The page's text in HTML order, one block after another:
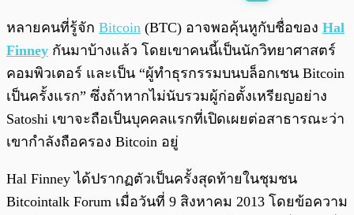
พร้อมเล่น 0:00
หลายคนที่รู้จัก Bitcoin (BTC) อาจพอคุ้นหูกับชื่อของ Hal
Finney กันมาบ้างแล้ว โดยเขาคนนี้เป็นนักวิทยาศาสตร์
คอมพิวเตอร์ และเป็น “ผู้ทำธุรกรรมบนบล็อกเชน Bitcoin
เป็นครั้งแรก” ซึ่งถ้าหากไม่นับรวมผู้ก่อตั้งเหรียญอย่าง
Satoshi เขาจะถือเป็นบุคคลแรกที่เปิดเผยต่อสาธารณะว่า
เขากำลังถือครอง Bitcoin อยู่
Hal Finney ได้ปรากฏตัวเป็นครั้งสุดท้ายในชุมชน
Bitcointalk Forum เมื่อวันที่ 9 สิงหาคม 2013 โดยข้อความ